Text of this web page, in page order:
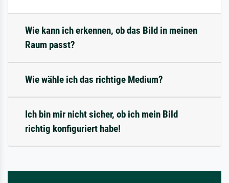
Wie kann ich erkennen, ob das Bild in meinen
Raum passt?
Wie wähle ich das richtige Medium?
Ich bin mir nicht sicher, ob ich mein Bild
richtig konfiguriert habe!